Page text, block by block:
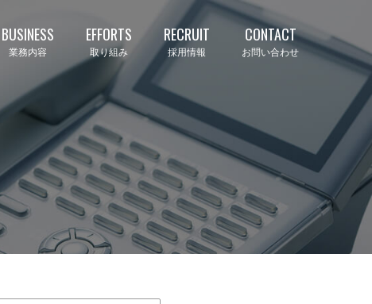
BUSINESS
業務内容
EFFORTS
取り組み
RECRUIT
採用情報
CONTACT
お問い合わせ